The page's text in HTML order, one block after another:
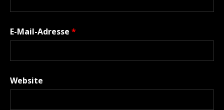
E-Mail-Adresse *
Website